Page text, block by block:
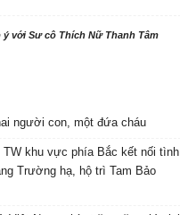
ý với Sư cô Thích Nữ Thanh Tâm
người con, một đứa cháu
TW khu vực phía Bắc kết nối tình
Trường hạ, hộ trì Tam Bảo